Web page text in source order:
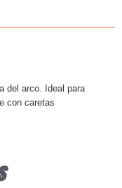
del arco. Ideal para
con caretas